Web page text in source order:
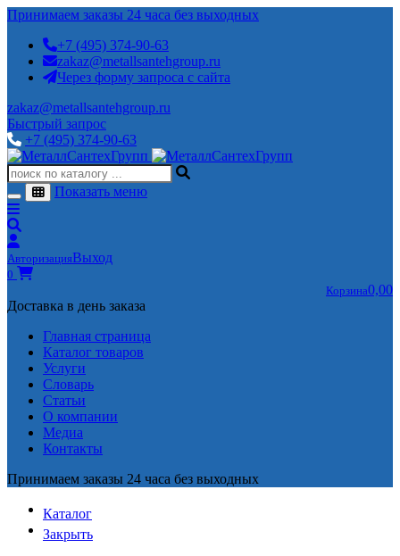
Принимаем заказы 24 часа без выходных
+7 (495) 374-90-63
zakaz@metallsantehgroup.ru
Через форму запроса с сайта
zakaz@metallsantehgroup.ru
Быстрый запрос
+7 (495) 374-90-63
Показать меню
АвторизацияВыход
0
Корзина0,00
Доставка в день заказа
Главная страница
Каталог товаров
Услуги
Словарь
Статьи
О компании
Медиа
Контакты
Принимаем заказы 24 часа без выходных
Каталог
Закрыть